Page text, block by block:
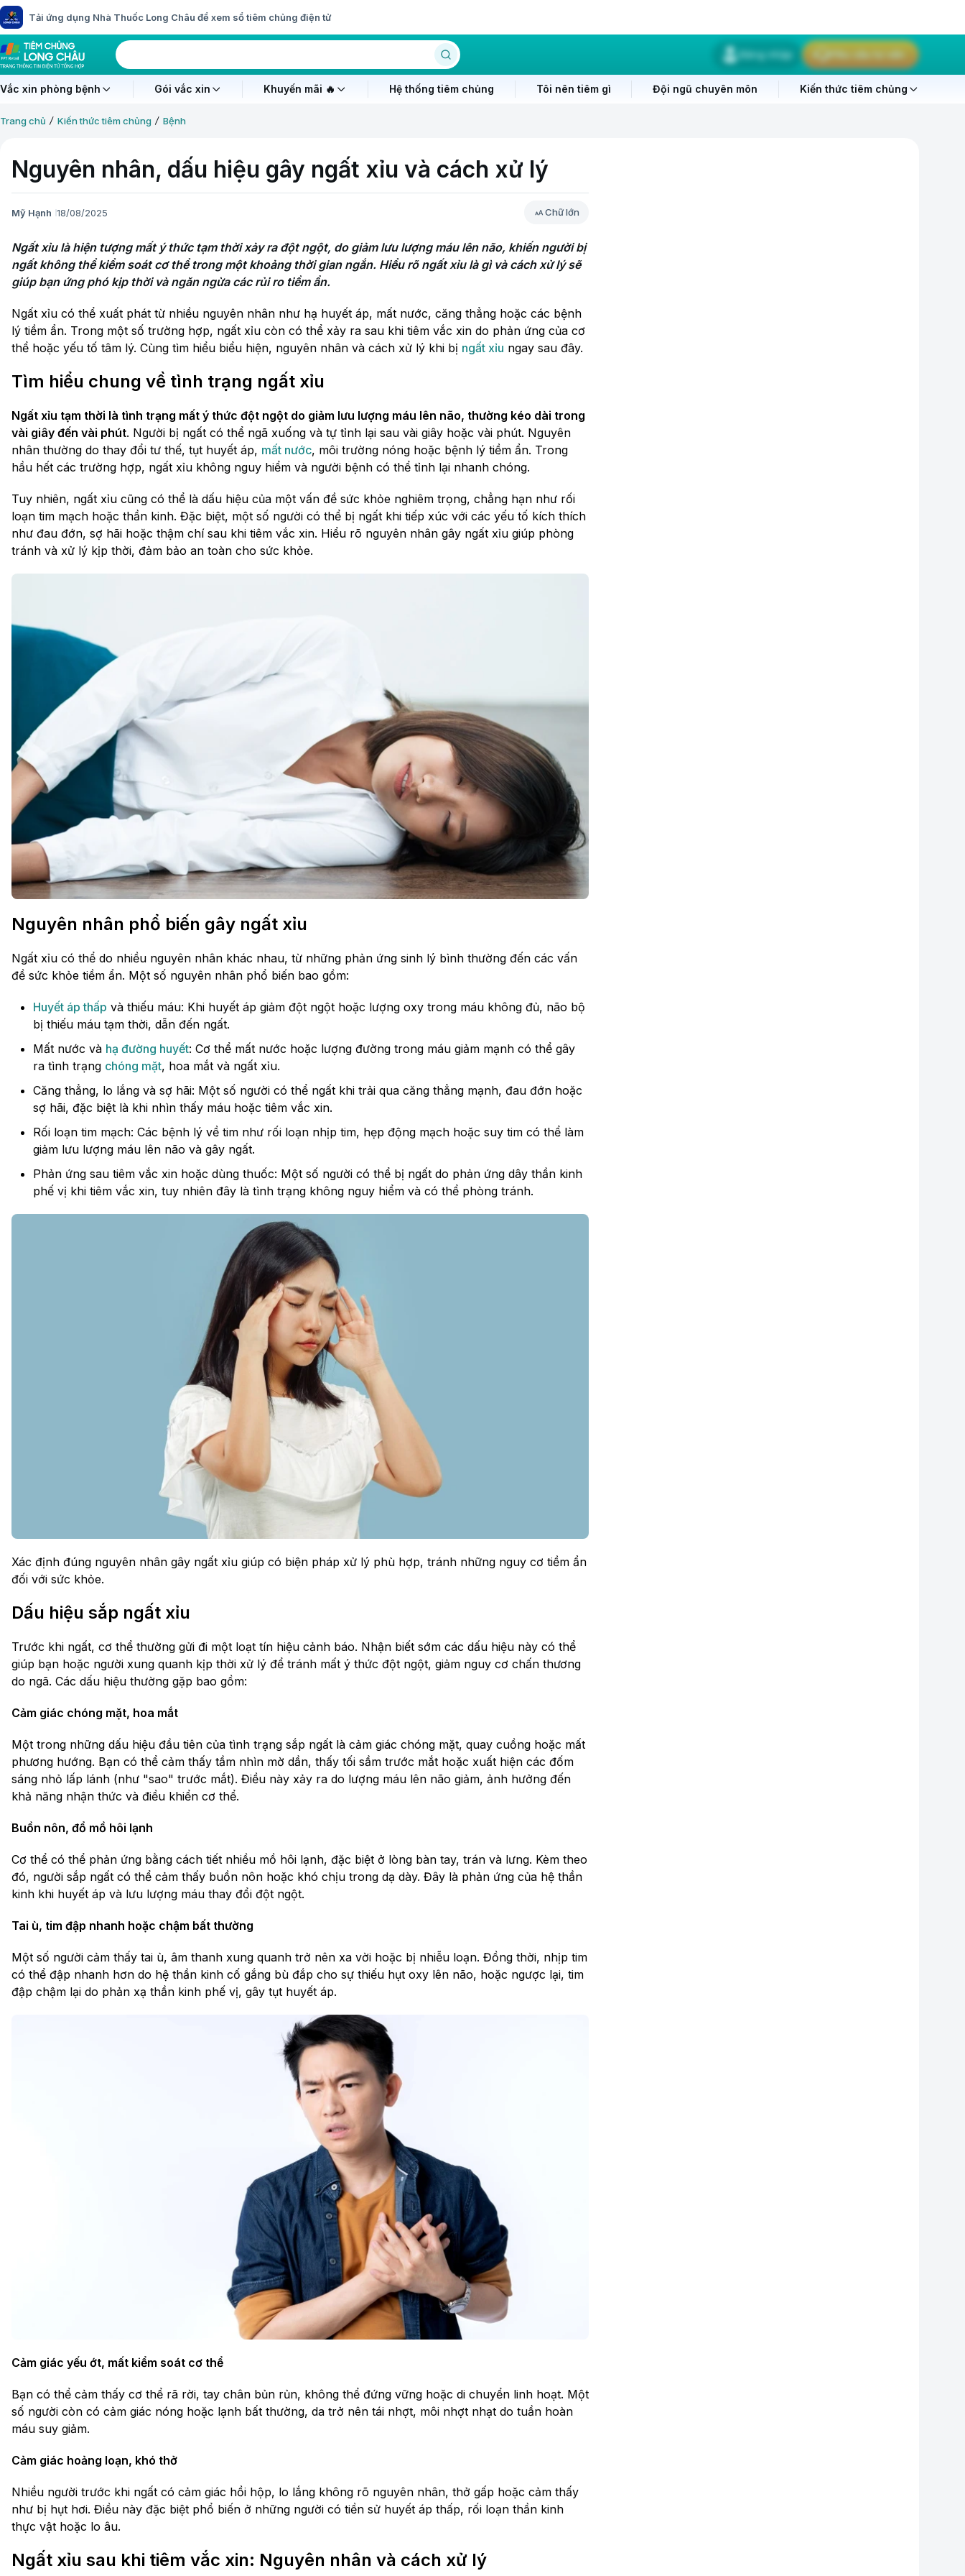
Tải ứng dụng Nhà Thuốc Long Châu để xem sổ tiêm chủng điện tử
Đăng nhập Yêu cầu tư vấn
Vắc xin phòng bệnh Gói vắc xin Khuyến mãi 🔥 Hệ thống tiêm chủng Tôi nên tiêm gì Đội ngũ chuyên môn Kiến thức tiêm chủng
Trang chủ Kiến thức tiêm chủng Bệnh
Nguyên nhân, dấu hiệu gây ngất xỉu và cách xử lý
Mỹ Hạnh 18/08/2025 Chữ lớn
Ngất xỉu là hiện tượng mất ý thức tạm thời xảy ra đột ngột, do giảm lưu lượng máu lên não, khiến người bị
ngất không thể kiểm soát cơ thể trong một khoảng thời gian ngắn. Hiểu rõ ngất xỉu là gì và cách xử lý sẽ
giúp bạn ứng phó kịp thời và ngăn ngừa các rủi ro tiềm ẩn.
Ngất xỉu có thể xuất phát từ nhiều nguyên nhân như hạ huyết áp, mất nước, căng thẳng hoặc các bệnh
lý tiềm ẩn. Trong một số trường hợp, ngất xỉu còn có thể xảy ra sau khi tiêm vắc xin do phản ứng của cơ
thể hoặc yếu tố tâm lý. Cùng tìm hiểu biểu hiện, nguyên nhân và cách xử lý khi bị ngất xỉu ngay sau đây.
Tìm hiểu chung về tình trạng ngất xỉu
Ngất xỉu tạm thời là tình trạng mất ý thức đột ngột do giảm lưu lượng máu lên não, thường kéo dài trong
vài giây đến vài phút. Người bị ngất có thể ngã xuống và tự tỉnh lại sau vài giây hoặc vài phút. Nguyên
nhân thường do thay đổi tư thế, tụt huyết áp, mất nước, môi trường nóng hoặc bệnh lý tiềm ẩn. Trong
hầu hết các trường hợp, ngất xỉu không nguy hiểm và người bệnh có thể tỉnh lại nhanh chóng.
Tuy nhiên, ngất xỉu cũng có thể là dấu hiệu của một vấn đề sức khỏe nghiêm trọng, chẳng hạn như rối
loạn tim mạch hoặc thần kinh. Đặc biệt, một số người có thể bị ngất khi tiếp xúc với các yếu tố kích thích
như đau đớn, sợ hãi hoặc thậm chí sau khi tiêm vắc xin. Hiểu rõ nguyên nhân gây ngất xỉu giúp phòng
tránh và xử lý kịp thời, đảm bảo an toàn cho sức khỏe.
Nguyên nhân phổ biến gây ngất xỉu
Ngất xỉu có thể do nhiều nguyên nhân khác nhau, từ những phản ứng sinh lý bình thường đến các vấn
đề sức khỏe tiềm ẩn. Một số nguyên nhân phổ biến bao gồm:
Huyết áp thấp và thiếu máu: Khi huyết áp giảm đột ngột hoặc lượng oxy trong máu không đủ, não bộ
bị thiếu máu tạm thời, dẫn đến ngất.
Mất nước và hạ đường huyết: Cơ thể mất nước hoặc lượng đường trong máu giảm mạnh có thể gây
ra tình trạng chóng mặt, hoa mắt và ngất xỉu.
Căng thẳng, lo lắng và sợ hãi: Một số người có thể ngất khi trải qua căng thẳng mạnh, đau đớn hoặc
sợ hãi, đặc biệt là khi nhìn thấy máu hoặc tiêm vắc xin.
Rối loạn tim mạch: Các bệnh lý về tim như rối loạn nhịp tim, hẹp động mạch hoặc suy tim có thể làm
giảm lưu lượng máu lên não và gây ngất.
Phản ứng sau tiêm vắc xin hoặc dùng thuốc: Một số người có thể bị ngất do phản ứng dây thần kinh
phế vị khi tiêm vắc xin, tuy nhiên đây là tình trạng không nguy hiểm và có thể phòng tránh.
Xác định đúng nguyên nhân gây ngất xỉu giúp có biện pháp xử lý phù hợp, tránh những nguy cơ tiềm ẩn
đối với sức khỏe.
Dấu hiệu sắp ngất xỉu
Trước khi ngất, cơ thể thường gửi đi một loạt tín hiệu cảnh báo. Nhận biết sớm các dấu hiệu này có thể
giúp bạn hoặc người xung quanh kịp thời xử lý để tránh mất ý thức đột ngột, giảm nguy cơ chấn thương
do ngã. Các dấu hiệu thường gặp bao gồm:
Cảm giác chóng mặt, hoa mắt
Một trong những dấu hiệu đầu tiên của tình trạng sắp ngất là cảm giác chóng mặt, quay cuồng hoặc mất
phương hướng. Bạn có thể cảm thấy tầm nhìn mờ dần, thấy tối sầm trước mắt hoặc xuất hiện các đốm
sáng nhỏ lấp lánh (như "sao" trước mắt). Điều này xảy ra do lượng máu lên não giảm, ảnh hưởng đến
khả năng nhận thức và điều khiển cơ thể.
Buồn nôn, đổ mồ hôi lạnh
Cơ thể có thể phản ứng bằng cách tiết nhiều mồ hôi lạnh, đặc biệt ở lòng bàn tay, trán và lưng. Kèm theo
đó, người sắp ngất có thể cảm thấy buồn nôn hoặc khó chịu trong dạ dày. Đây là phản ứng của hệ thần
kinh khi huyết áp và lưu lượng máu thay đổi đột ngột.
Tai ù, tim đập nhanh hoặc chậm bất thường
Một số người cảm thấy tai ù, âm thanh xung quanh trở nên xa vời hoặc bị nhiễu loạn. Đồng thời, nhịp tim
có thể đập nhanh hơn do hệ thần kinh cố gắng bù đắp cho sự thiếu hụt oxy lên não, hoặc ngược lại, tim
đập chậm lại do phản xạ thần kinh phế vị, gây tụt huyết áp.
Cảm giác yếu ớt, mất kiểm soát cơ thể
Bạn có thể cảm thấy cơ thể rã rời, tay chân bủn rủn, không thể đứng vững hoặc di chuyển linh hoạt. Một
số người còn có cảm giác nóng hoặc lạnh bất thường, da trở nên tái nhợt, môi nhợt nhạt do tuần hoàn
máu suy giảm.
Cảm giác hoảng loạn, khó thở
Nhiều người trước khi ngất có cảm giác hồi hộp, lo lắng không rõ nguyên nhân, thở gấp hoặc cảm thấy
như bị hụt hơi. Điều này đặc biệt phổ biến ở những người có tiền sử huyết áp thấp, rối loạn thần kinh
thực vật hoặc lo âu.
Ngất xỉu sau khi tiêm vắc xin: Nguyên nhân và cách xử lý